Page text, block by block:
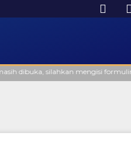
dibuka, silahkan mengisi